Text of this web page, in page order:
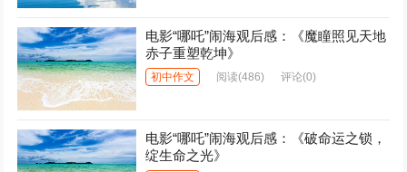
电影“哪吒”闹海观后感：《魔瞳照见天地
赤子重塑乾坤》
初中作文 阅读(486) 评论(0)
电影“哪吒”闹海观后感：《破命运之锁，
绽生命之光》